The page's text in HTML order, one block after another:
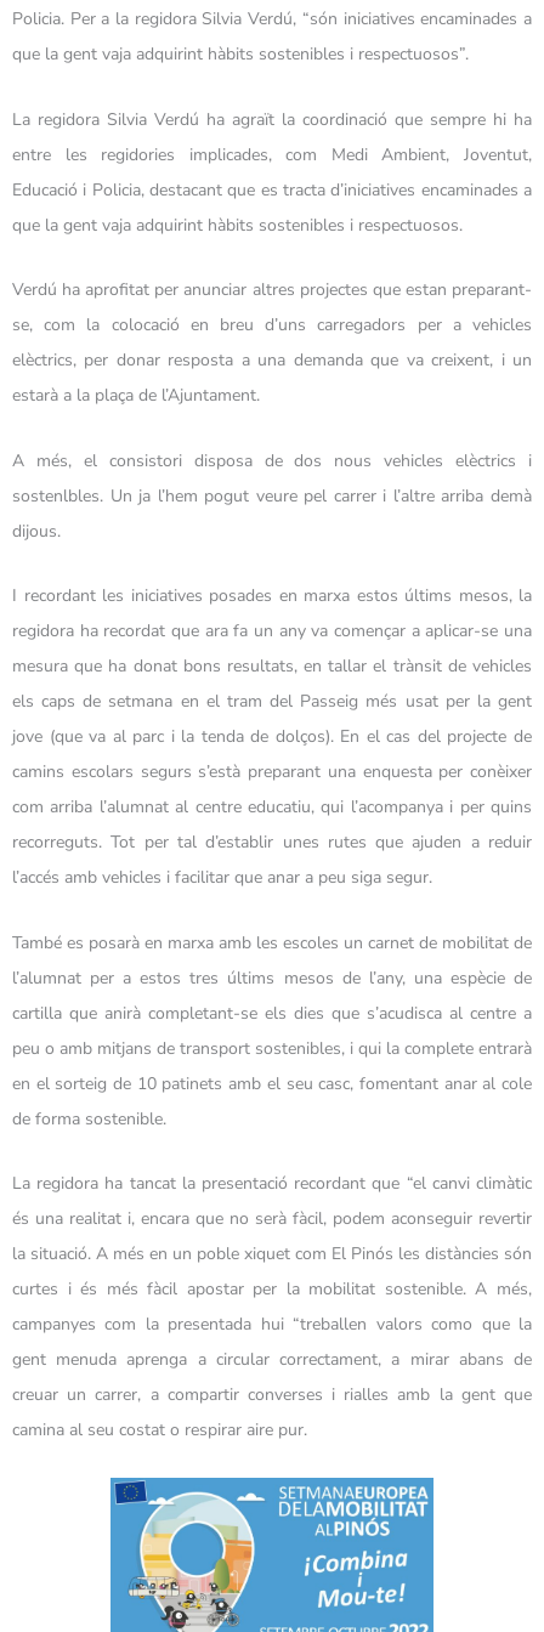
Policia. Per a la regidora Silvia Verdú, “són iniciatives encaminades a
que la gent vaja adquirint hàbits sostenibles i respectuosos”.
La regidora Silvia Verdú ha agraït la coordinació que sempre hi ha
entre les regidories implicades, com Medi Ambient, Joventut,
Educació i Policia, destacant que es tracta d’iniciatives encaminades a
que la gent vaja adquirint hàbits sostenibles i respectuosos.
Verdú ha aprofitat per anunciar altres projectes que estan preparant-
se, com la colocació en breu d’uns carregadors per a vehicles
elèctrics, per donar resposta a una demanda que va creixent, i un
estarà a la plaça de l’Ajuntament.
A més, el consistori disposa de dos nous vehicles elèctrics i
sostenlbles. Un ja l’hem pogut veure pel carrer i l’altre arriba demà
dijous.
I recordant les iniciatives posades en marxa estos últims mesos, la
regidora ha recordat que ara fa un any va començar a aplicar-se una
mesura que ha donat bons resultats, en tallar el trànsit de vehicles
els caps de setmana en el tram del Passeig més usat per la gent
jove (que va al parc i la tenda de dolços). En el cas del projecte de
camins escolars segurs s’està preparant una enquesta per conèixer
com arriba l’alumnat al centre educatiu, qui l’acompanya i per quins
recorreguts. Tot per tal d’establir unes rutes que ajuden a reduir
l’accés amb vehicles i facilitar que anar a peu siga segur.
També es posarà en marxa amb les escoles un carnet de mobilitat de
l’alumnat per a estos tres últims mesos de l’any, una espècie de
cartilla que anirà completant-se els dies que s’acudisca al centre a
peu o amb mitjans de transport sostenibles, i qui la complete entrarà
en el sorteig de 10 patinets amb el seu casc, fomentant anar al cole
de forma sostenible.
La regidora ha tancat la presentació recordant que “el canvi climàtic
és una realitat i, encara que no serà fàcil, podem aconseguir revertir
la situació. A més en un poble xiquet com El Pinós les distàncies són
curtes i és més fàcil apostar per la mobilitat sostenible. A més,
campanyes com la presentada hui “treballen valors como que la
gent menuda aprenga a circular correctament, a mirar abans de
creuar un carrer, a compartir converses i rialles amb la gent que
camina al seu costat o respirar aire pur.